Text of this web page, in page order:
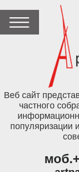
Веб сайт
частного
популяризации